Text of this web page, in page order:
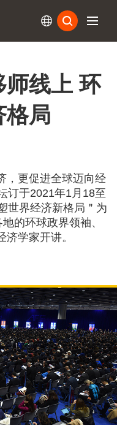
线上 环
格局
，更促进全球迈向经
订于2021年1月18至
世界经济新格局＂为
的环球政界领袖、
学家开讲。